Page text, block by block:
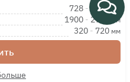
728 -1128 мм
1900 - 2700 мм
320 - 720 мм